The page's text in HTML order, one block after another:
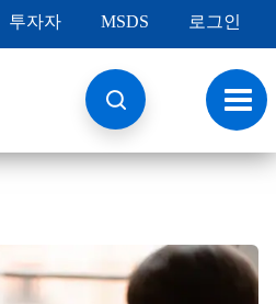
투자자 MSDS 로그인
토
글
내
비